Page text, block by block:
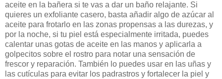
aceite en la bañera si te vas a dar un baño relajante. Si
quieres un exfoliante casero, basta añadir algo de azúcar al
aceite para frotarlo en las zonas propensas a las durezas, y
por la noche, si tu piel está especialmente irritada, puedes
calentar unas gotas de aceite en las manos y aplicarla a
golpecitos sobre el rostro para notar una sensación de
frescor y reparación. También lo puedes usar en las uñas y
las cutículas para evitar los padrastros y fortalecer la piel y